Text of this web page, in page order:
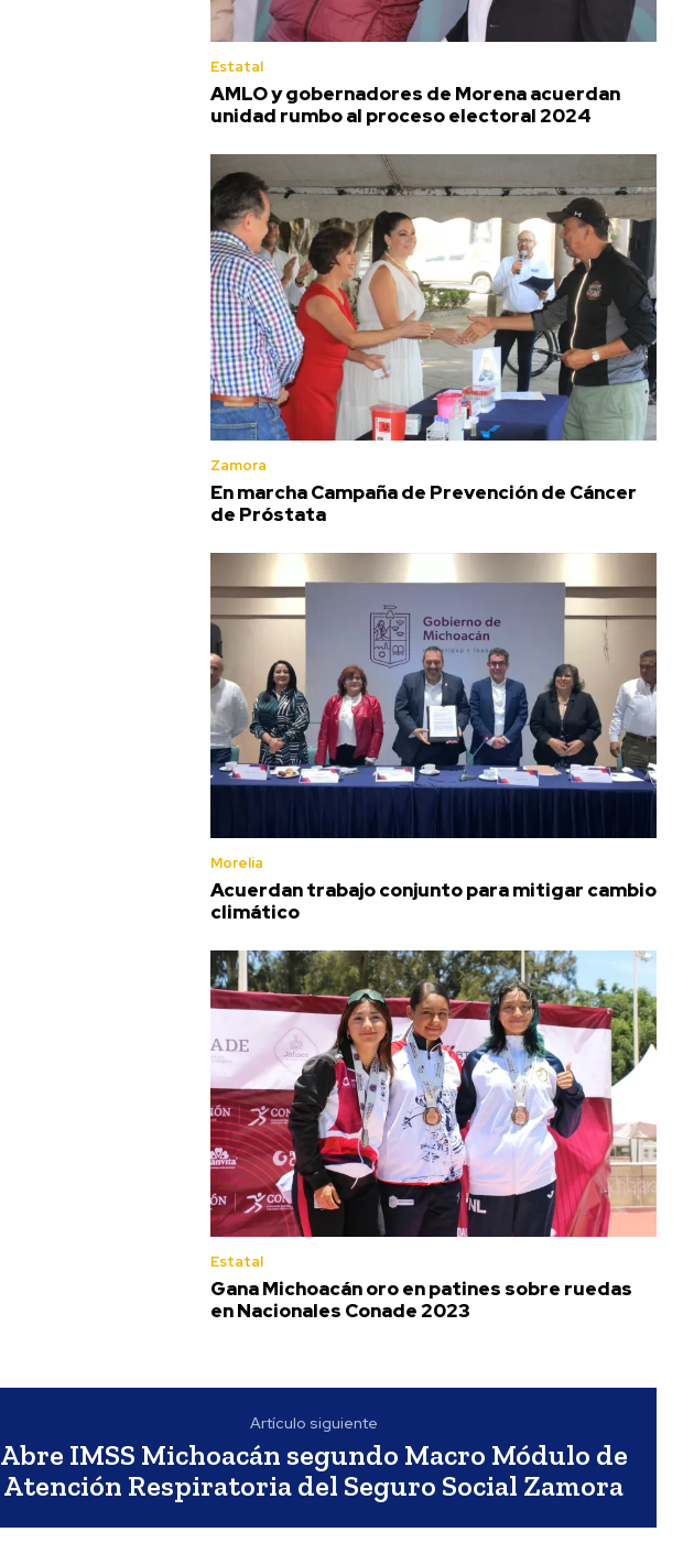
Estatal
AMLO y gobernadores de Morena acuerdan
unidad rumbo al proceso electoral 2024
Zamora
En marcha Campaña de Prevención de Cáncer
de Próstata
Morelia
Acuerdan trabajo conjunto para mitigar cambio
climático
Estatal
Gana Michoacán oro en patines sobre ruedas
en Nacionales Conade 2023
Artículo siguiente
Abre IMSS Michoacán segundo Macro Módulo de
Atención Respiratoria del Seguro Social Zamora